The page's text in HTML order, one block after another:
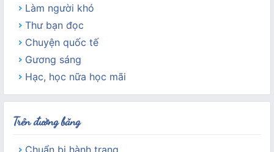
Làm người khó
Thư bạn đọc
Chuyện quốc tế
Gương sáng
Hạc, học nữa học mãi
Trên đường băng